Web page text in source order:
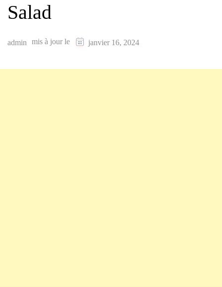
Salad
admin mis à jour le janvier 16, 2024